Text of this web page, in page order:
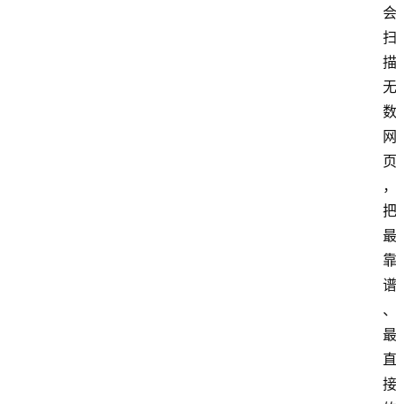
会
扫
描
无
数
网
页
，
把
最
靠
谱
、
最
直
接